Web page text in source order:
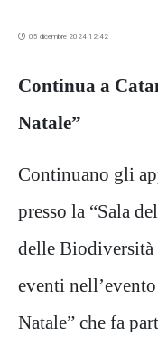
05 dicembre 2024 12:42
Continua a
Natale”
Continuano gli
presso la “Sala
delle Biodiversità
eventi
Natale” che fa